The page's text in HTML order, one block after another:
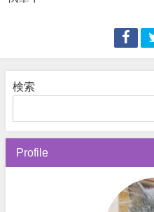
検索
Profile